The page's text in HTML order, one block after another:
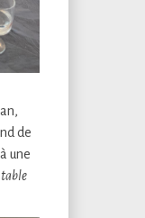
de
une
table